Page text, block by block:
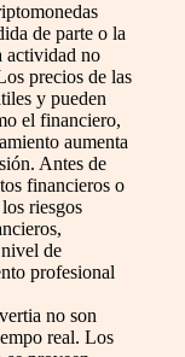
de parte o la
actividad no
precios de las
y pueden
el financiero,
aumenta
Antes de
financieros o
riesgos
de
profesional
no son
real. Los